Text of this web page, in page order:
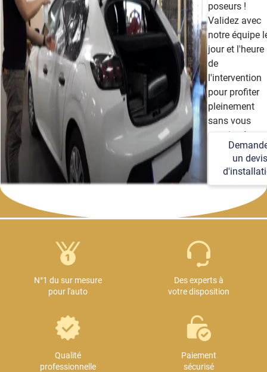
poseurs !
Validez avec
notre équipe
jour et l'heure
de
l'intervention
pour profiter
pleinement
sans vous
soucier des
détails
techniques et
logistiques.
un devis
N°1 du sur mesure
pour l'auto
Des experts à
votre disposition
Qualité
professionnelle
Paiement
sécurisé